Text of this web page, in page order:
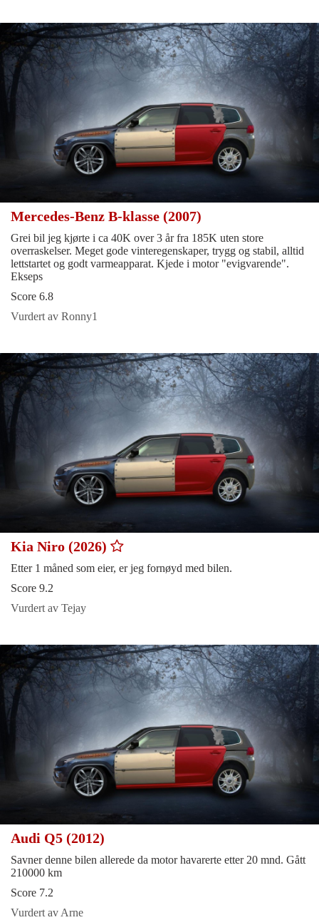
Mercedes-Benz B-klasse (2007)
Grei bil jeg kjørte i ca 40K over 3 år fra 185K uten store
overraskelser. Meget gode vinteregenskaper, trygg og stabil, alltid
lettstartet og godt varmeapparat. Kjede i motor "evigvarende".
Ekseps
Score 6.8
Vurdert av Ronny1
Kia Niro (2026)
Etter 1 måned som eier, er jeg fornøyd med bilen.
Score 9.2
Vurdert av Tejay
Audi Q5 (2012)
Savner denne bilen allerede da motor havarerte etter 20 mnd. Gått
210000 km
Score 7.2
Vurdert av Arne